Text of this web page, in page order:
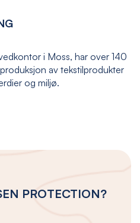
i Moss, har over 140
av tekstilprodukter
og miljø.
PROTECTION?